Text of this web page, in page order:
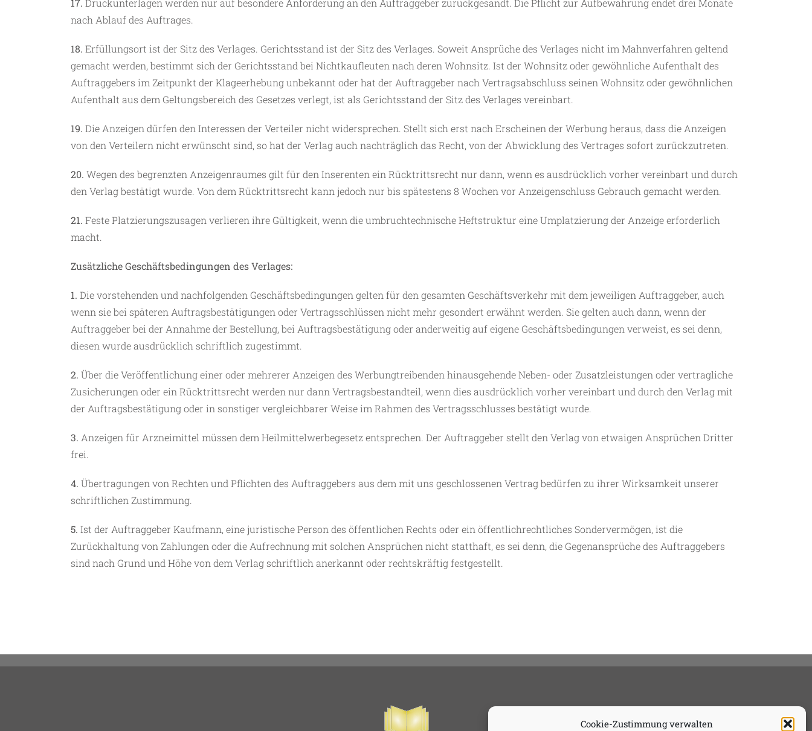
Cookie-Zustimmung verwalten
17. Druckunterlagen werden nur auf besondere Anforderung an den Auftraggeber zurückgesandt. Die Pflicht zur Aufbewahrung endet drei Monate
nach Ablauf des Auftrages.
18. Erfüllungsort ist der Sitz des Verlages. Gerichtsstand ist der Sitz des Verlages. Soweit Ansprüche des Verlages nicht im Mahnverfahren geltend
gemacht werden, bestimmt sich der Gerichtsstand bei Nichtkaufleuten nach deren Wohnsitz. Ist der Wohnsitz oder gewöhnliche Aufenthalt des
Auftraggebers im Zeitpunkt der Klageerhebung unbekannt oder hat der Auftraggeber nach Vertragsabschluss seinen Wohnsitz oder gewöhnlichen
Aufenthalt aus dem Geltungsbereich des Gesetzes verlegt, ist als Gerichtsstand der Sitz des Verlages vereinbart.
19. Die Anzeigen dürfen den Interessen der Verteiler nicht widersprechen. Stellt sich erst nach Erscheinen der Werbung heraus, dass die Anzeigen
von den Verteilern nicht erwünscht sind, so hat der Verlag auch nachträglich das Recht, von der Abwicklung des Vertrages sofort zurückzutreten.
20. Wegen des begrenzten Anzeigenraumes gilt für den Inserenten ein Rücktrittsrecht nur dann, wenn es ausdrücklich vorher vereinbart und durch
den Verlag bestätigt wurde. Von dem Rücktrittsrecht kann jedoch nur bis spätestens 8 Wochen vor Anzeigenschluss Gebrauch gemacht werden.
21. Feste Platzierungszusagen verlieren ihre Gültigkeit, wenn die umbruchtechnische Heftstruktur eine Umplatzierung der Anzeige erforderlich
macht.
Zusätzliche Geschäftsbedingungen des Verlages:
1. Die vorstehenden und nachfolgenden Geschäftsbedingungen gelten für den gesamten Geschäftsverkehr mit dem jeweiligen Auftraggeber, auch
wenn sie bei späteren Auftragsbestätigungen oder Vertragsschlüssen nicht mehr gesondert erwähnt werden. Sie gelten auch dann, wenn der
Auftraggeber bei der Annahme der Bestellung, bei Auftragsbestätigung oder anderweitig auf eigene Geschäftsbedingungen verweist, es sei denn,
diesen wurde ausdrücklich schriftlich zugestimmt.
2. Über die Veröffentlichung einer oder mehrerer Anzeigen des Werbungtreibenden hinausgehende Neben- oder Zusatzleistungen oder vertragliche
Zusicherungen oder ein Rücktrittsrecht werden nur dann Vertragsbestandteil, wenn dies ausdrücklich vorher vereinbart und durch den Verlag mit
der Auftragsbestätigung oder in sonstiger vergleichbarer Weise im Rahmen des Vertragsschlusses bestätigt wurde.
3. Anzeigen für Arzneimittel müssen dem Heilmittelwerbegesetz entsprechen. Der Auftraggeber stellt den Verlag von etwaigen Ansprüchen Dritter
frei.
4. Übertragungen von Rechten und Pflichten des Auftraggebers aus dem mit uns geschlossenen Vertrag bedürfen zu ihrer Wirksamkeit unserer
schriftlichen Zustimmung.
5. Ist der Auftraggeber Kaufmann, eine juristische Person des öffentlichen Rechts oder ein öffentlichrechtliches Sondervermögen, ist die
Zurückhaltung von Zahlungen oder die Aufrechnung mit solchen Ansprüchen nicht statthaft, es sei denn, die Gegenansprüche des Auftraggebers
sind nach Grund und Höhe von dem Verlag schriftlich anerkannt oder rechtskräftig festgestellt.